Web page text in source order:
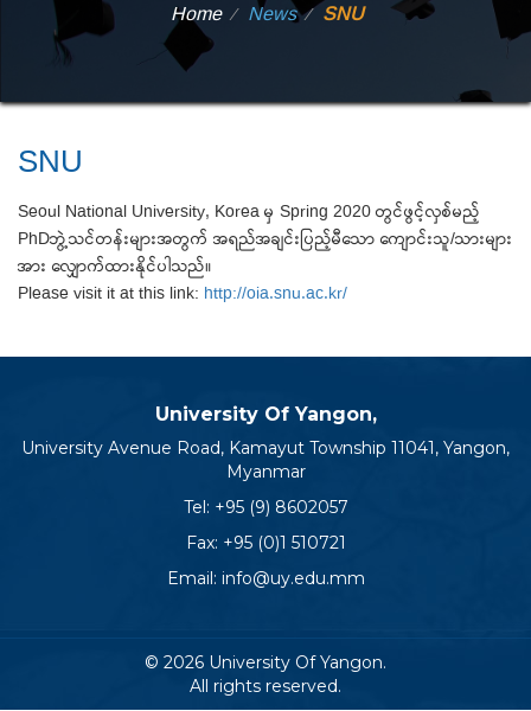
Home ⁄ News ⁄ SNU
SNU
Seoul National University, Korea မှ Spring 2020 တွင်ဖွင့်လှစ်မည့်
PhDဘွဲ့သင်တန်းများအတွက် အရည်အချင်းပြည့်မီသော ကျောင်းသူ/သားများ
အား လျှောက်ထားနိုင်ပါသည်။
Please visit it at this link: http://oia.snu.ac.kr/
University Of Yangon,
University Avenue Road, Kamayut Township 11041, Yangon,
Myanmar
Tel: +95 (9) 8602057
Fax: +95 (0)1 510721
Email: info@uy.edu.mm
© 2026 University Of Yangon.
All rights reserved.